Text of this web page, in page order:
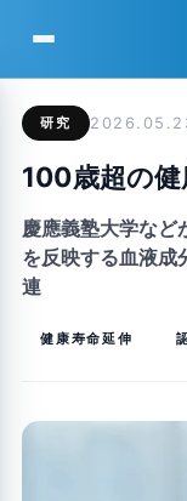
研究
100歳超の
慶應義塾大学など
を反映する血液成
連
健康寿命延伸